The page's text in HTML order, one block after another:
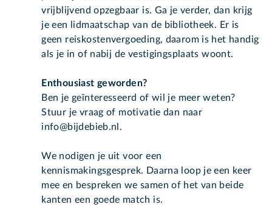
vrijblijvend opzegbaar is. Ga je verder, dan krijg
je een lidmaatschap van de bibliotheek. Er is
geen reiskostenvergoeding, daarom is het handig
als je in of nabij de vestigingsplaats woont.
Enthousiast geworden?
Ben je geïnteresseerd of wil je meer weten?
Stuur je vraag of motivatie dan naar
info@bijdebieb.nl.
We nodigen je uit voor een
kennismakingsgesprek. Daarna loop je een keer
mee en bespreken we samen of het van beide
kanten een goede match is.